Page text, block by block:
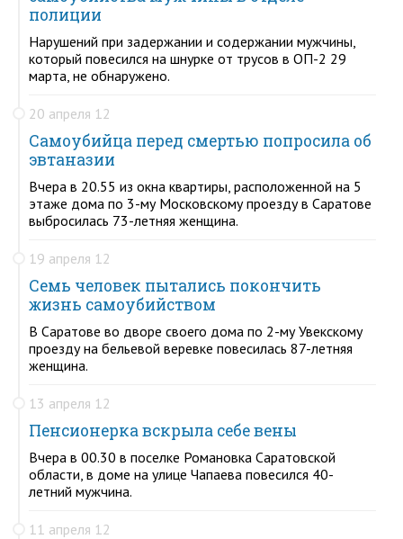
полиции
Нарушений при задержании и содержании мужчины,
который повесился на шнурке от трусов в ОП-2 29
марта, не обнаружено.
20 апреля 12
Самоубийца перед смертью попросила об
эвтаназии
Вчера в 20.55 из окна квартиры, расположенной на 5
этаже дома по 3-му Московскому проезду в Саратове
выбросилась 73-летняя женщина.
19 апреля 12
Семь человек пытались покончить
жизнь самоубийством
В Саратове во дворе своего дома по 2-му Увекскому
проезду на бельевой веревке повесилась 87-летняя
женщина.
13 апреля 12
Пенсионерка вскрыла себе вены
Вчера в 00.30 в поселке Романовка Саратовской
области, в доме на улице Чапаева повесился 40-
летний мужчина.
11 апреля 12